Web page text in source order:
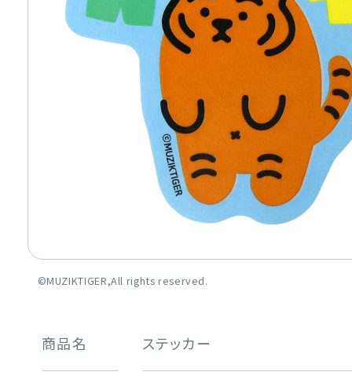
©MUZIKTIGER,All rights reserved.
商品名 ステッカー